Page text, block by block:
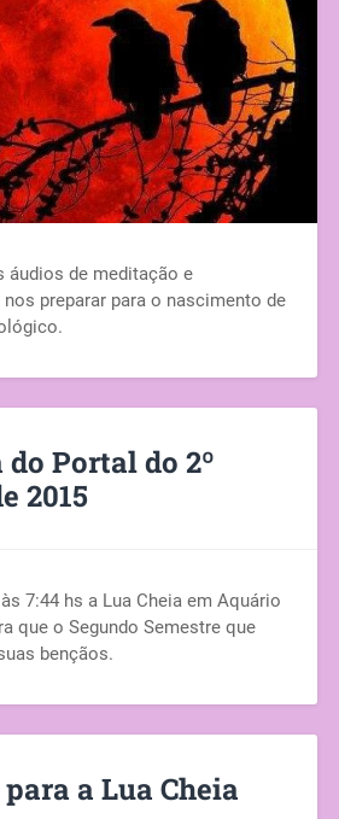
áudios de meditação e
preparar para o nascimento de
Portal do 2º
2015
7:44 hs a Lua Cheia em Aquário
que o Segundo Semestre que
bençãos.
a Lua Cheia